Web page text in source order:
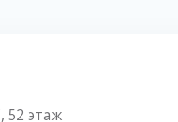
52 этаж